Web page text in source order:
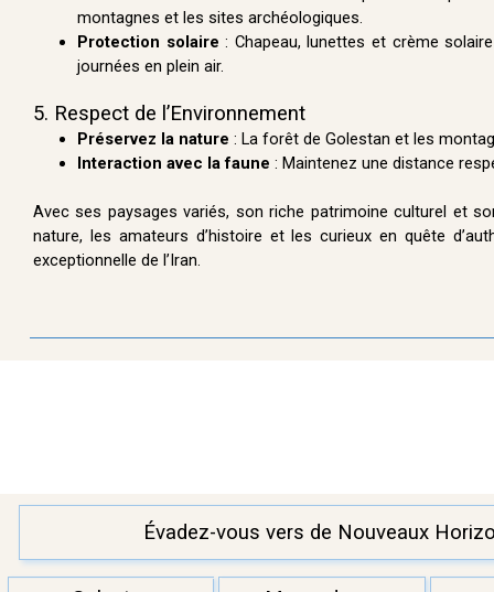
montagnes et les sites archéologiques.
Protection solaire : Chapeau, lunettes et crème
journées en plein air.
5. Respect de l’Environnement
Préservez la nature : La forêt de Golestan et les
Interaction avec la faune : Maintenez une distance
Avec ses paysages variés, son riche patrimoine culturel et
nature, les amateurs d’histoire et les curieux en quête
exceptionnelle de l’Iran.
Évadez-vous vers de Nouveaux